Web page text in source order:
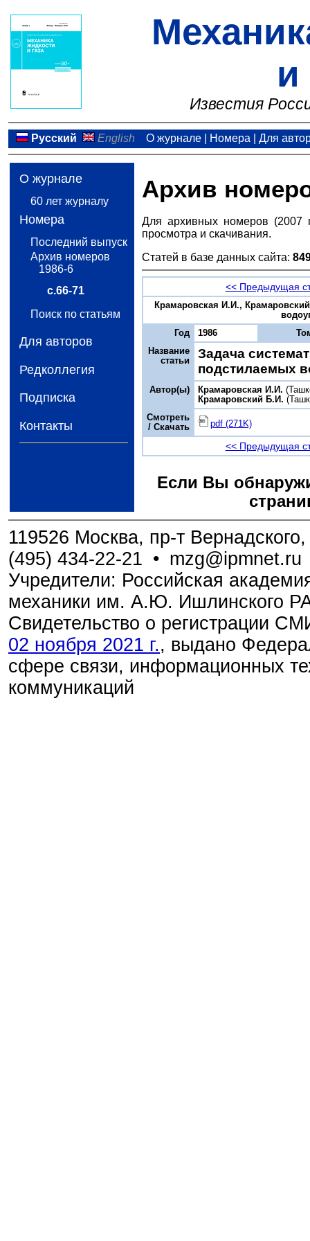
и
Известия
Русский English О журнале| Номера Для
О журнале
60 лет журналу
Номера
Последний выпуск
Архив номеров
1986-6
с.66-71
Поиск по статьям
Для авторов
Редколлегия
Подписка
Контакты
Архив
Для архивных номеров (2007
просмотра и скачивания.
Статей в базе данных сайта:
<< Предыдущая
Крамаровская И.И.,
Год
1986
Название
статьи
Задача
подстилаемых
Автор(ы) Крамаровская И.И.
Крамаровский Б.И.
Смотреть
/ Скачать
pdf (271K)
<< Предыдущая
Если Вы
119526 Москва, пр-т
(495) 434-22-21 • mzg@ipmnet.ru
Учредители: Российская
механики им. А.Ю. Ишлинского
Свидетельство о регистрации
02 ноября 2021 г., выдано
сфере связи, информационных
коммуникаций